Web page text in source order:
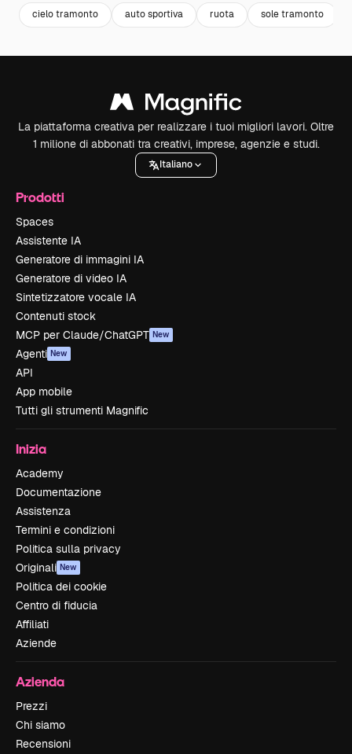
cielo tramonto auto sportiva ruota sole tramonto
La piattaforma creativa per realizzare i tuoi migliori lavori. Oltre
1 milione di abbonati tra creativi, imprese, agenzie e studi.
Italiano
Prodotti
Spaces
Assistente IA
Generatore di immagini IA
Generatore di video IA
Sintetizzatore vocale IA
Contenuti stock
MCP per Claude/ChatGPT New
Agenti New
API
App mobile
Tutti gli strumenti Magnific
Inizia
Academy
Documentazione
Assistenza
Termini e condizioni
Politica sulla privacy
Originali New
Politica dei cookie
Centro di fiducia
Affiliati
Aziende
Azienda
Prezzi
Chi siamo
Recensioni